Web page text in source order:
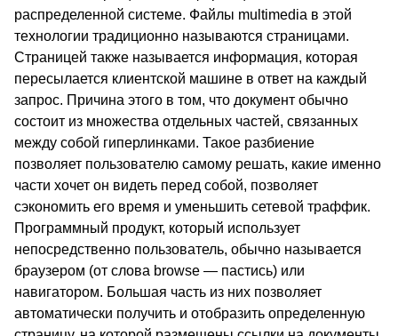
распределенной системе. Файлы multimedia в этой
технологии традиционно называются страницами.
Страницей также называется информация, которая
пересылается клиентской машине в ответ на каждый
запрос. Причина этого в том, что документ обычно
состоит из множества отдельных частей, связанных
между собой гиперлинками. Такое разбиение
позволяет пользователю самому решать, какие именно
части хочет он видеть перед собой, позволяет
сэкономить его время и уменьшить сетевой траффик.
Программный продукт, который использует
непосредственно пользователь, обычно называется
браузером (от слова browse — пастись) или
навигатором. Большая часть из них позволяет
автоматически получить и отобразить определенную